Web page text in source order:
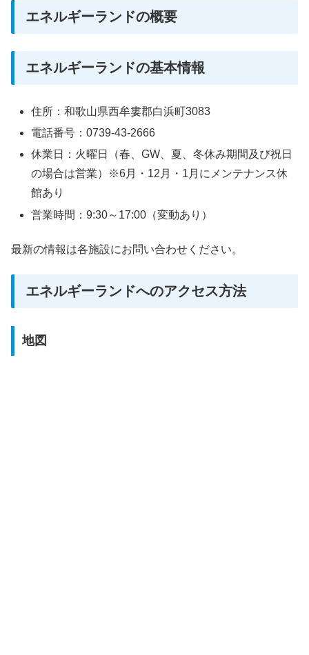
エネルギーランドの概要
エネルギーランドの基本情報
住所：和歌山県西牟婁郡白浜町3083
電話番号：0739-43-2666
休業日：火曜日（春、GW、夏、冬休み期間及び祝日
の場合は営業）※6月・12月・1月にメンテナンス休
館あり
営業時間：9:30～17:00（変動あり）
最新の情報は各施設にお問い合わせください。
エネルギーランドへのアクセス方法
地図